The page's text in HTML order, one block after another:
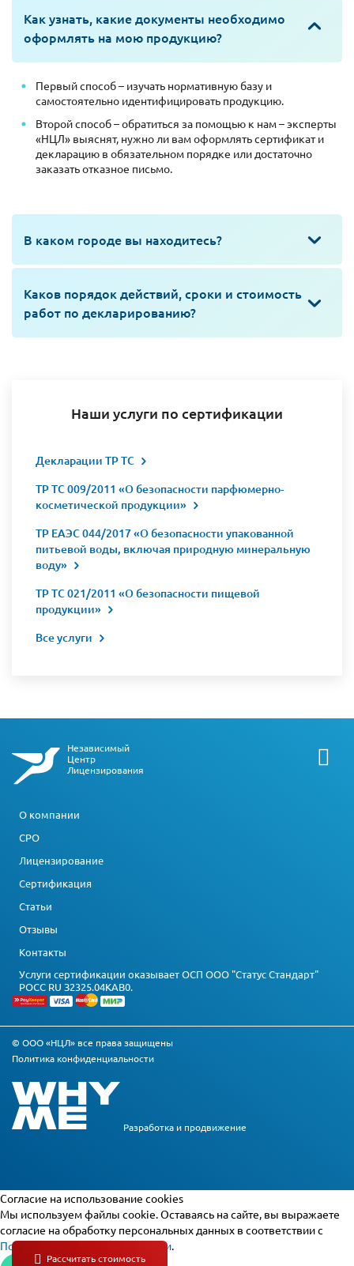
Как узнать, какие документы необходимо
оформлять на мою продукцию?
Первый способ – изучать нормативную базу и
самостоятельно идентифицировать продукцию.
Второй способ – обратиться за помощью к нам – эксперты
«НЦЛ» выяснят, нужно ли вам оформлять сертификат и
декларацию в обязательном порядке или достаточно
заказать отказное письмо.
В каком городе вы находитесь?
Каков порядок действий, сроки и стоимость
работ по декларированию?
Наши услуги по сертификации
Декларации ТР ТС
ТР ТС 009/2011 «О безопасности парфюмерно-
косметической продукции»
ТР ЕАЭС 044/2017 «О безопасности упакованной
питьевой воды, включая природную минеральную
воду»
ТР ТС 021/2011 «О безопасности пищевой
продукции»
Все услуги
Независимый
Центр
Лицензирования
О компании
СРО
Лицензирование
Сертификация
Статьи
Отзывы
Контакты
Услуги сертификации оказывает ОСП ООО "Статус Стандарт"
РОСС RU З2325.04КАВ0.
© ООО «НЦЛ» все права защищены
Политика конфиденциальности
Разработка и продвижение
Cогласие на использование cookies
Мы используем файлы cookie. Оставаясь на сайте, вы выражаете
согласие на обработку персональных данных в соответствии с
Политикой конфиденциальности.